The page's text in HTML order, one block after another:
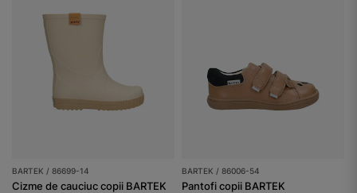
BARTEK / 86699-14
Cizme de cauciuc copii BARTEK
BARTEK / 86006-54
Pantofi copii BARTEK